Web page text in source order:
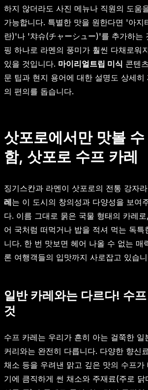
하지 않더라도 사진 메뉴나 직원의 도움
가능합니다. 특별한 맛을 원한다면 '아지
란)'나 '챠슈(チャーシュー)'를 추가하는
핑 하나로 라멘의 풍미가 훨씬 다채로워
있을 것입니다. 마이리얼트립 미식 콘텐
문 팁과 현지 용어에 대한 설명도 상세히
의 편의를 돕습니다.
삿포로에서만 맛볼
함, 삿포로 수프 카레
징기스칸과 라멘이 삿포로의 전통 강자
레는 이 도시의 창의성과 다양성을 보여
다. 이름 그대로 묽은 국물 형태의 카레
어 국처럼 떠먹거나 밥을 적셔 먹는 독특
니다. 한 번 맛보면 헤어 나올 수 없는 매
론 여행객들의 입맛까지 사로잡고 있습
일반 카레와는 다르다! 수
것
수프 카레는 우리가 흔히 아는 걸쭉한 일
커리와는 완전히 다릅니다. 다양한 향신
채소 등을 우려낸 맑고 깊은 맛의 수프가
기에 큼직하게 썬 채소와 주재료(주로 닭